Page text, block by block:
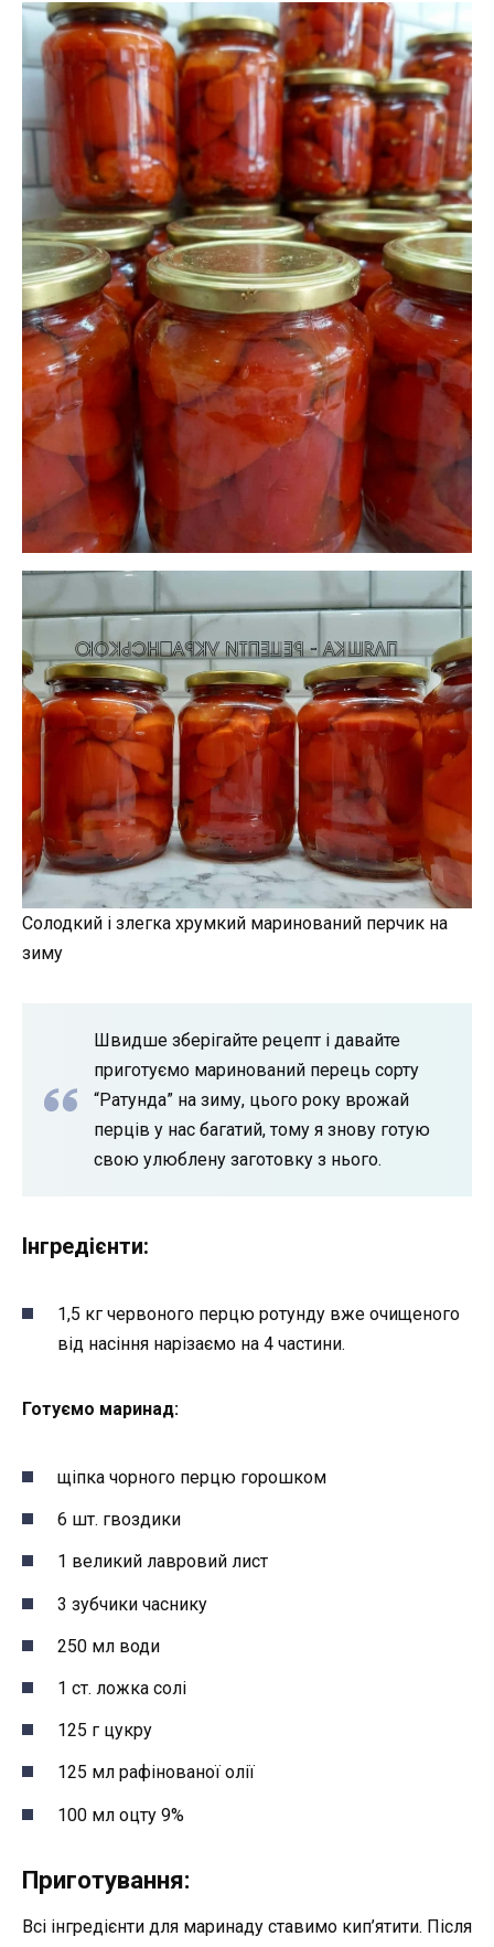
Солодкий і злегка хрумкий маринований перчик на
зиму
Швидше зберігайте рецепт і давайте
приготуємо маринований перець сорту
“Ратунда” на зиму, цього року врожай
перців у нас багатий, тому я знову готую
свою улюблену заготовку з нього.
Інгредієнти:
1,5 кг червоного перцю ротунду вже очищеного
від насіння нарізаємо на 4 частини.
Готуємо маринад:
щіпка чорного перцю горошком
6 шт. гвоздики
1 великий лавровий лист
3 зубчики часнику
250 мл води
1 ст. ложка солі
125 г цукру
125 мл рафінованої олії
100 мл оцту 9%
Приготування:
Всі інгредієнти для маринаду ставимо кип’ятити. Після